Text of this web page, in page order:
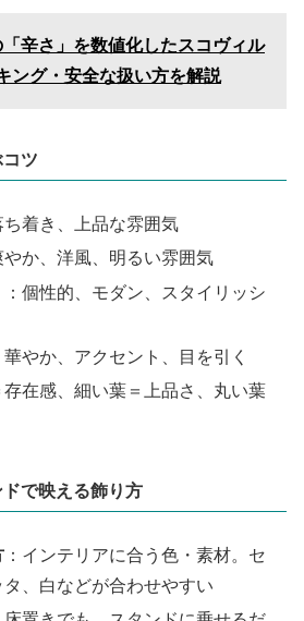
辛さ」を数値化したスコヴィル
ング・安全な扱い方を解説
ツ
ち着き、上品な雰囲気
やか、洋風、明るい雰囲気
：個性的、モダン、スタイリッシ
華やか、アクセント、目を引く
存在感、細い葉＝上品さ、丸い葉
で映える飾り方
：インテリアに合う色・素材。セ
タ、白などが合わせやすい